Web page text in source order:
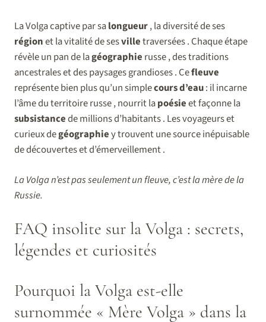
La Volga captive par salongueur, la diversité de ses
régionet la vitalité de sesvilletraversées . Chaque étape
révèle un pan de lagéographie russe , des traditions
ancestrales et des paysages grandioses . Cefleuve
représente bien plus qu’un simplecours d’eau: il incarne
l’âme du territoire russe , nourrit lapoésieet façonne la
subsistancede millions d’habitants . Les voyageurs et
curieux degéographiey trouvent une source inépuisable
de découvertes et d’émerveillement .
La Volga n’est pas seulement un fleuve, c’est la mère de la
Russie.
FAQ insolite sur la Volga : secrets,
légendes et curiosités
Pourquoi la Volga est-elle
surnommée « Mère Volga » dans la